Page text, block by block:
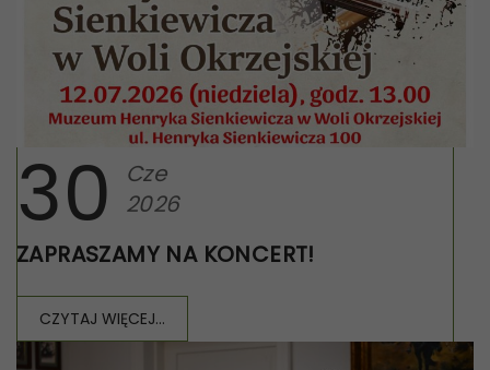
30
Cze
2026
ZAPRASZAMY NA KONCERT!
CZYTAJ WIĘCEJ...